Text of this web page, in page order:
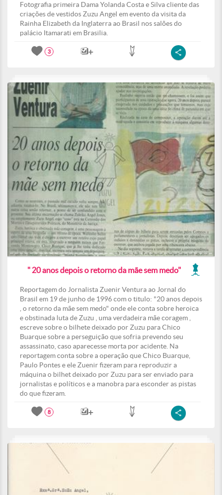
Fotografia primeira Dama Yolanda Costa e Silva cliente das
criações de vestidos Zuzu Angel em evento da visita da
Rainha Elizabeth da Inglaterra ao Brasil nos salões do
palácio Itamarati em Brasilia.
3
" 20 anos depois o retorno da mãe sem medo"
Reportagem do Jornalista Zuenir Ventura ao Jornal do
Brasil em 19 de junho de 1996 com o titulo: "20 anos depois
, o retorno da mãe sem medo" onde ele conta sobre heroica
e obstinada luta de Zuzu , uma verdadeira mãe coragem ,
escreve sobre o bilhete deixado por Zuzu para Chico
Buarque sobre a perseguição que sofria prevendo seu
assassinato, caso aparecesse morta por acidente. Na
reportagem conta sobre a operação que Chico Buarque,
Paulo Pontes e ele Zuenir fizeram para reproduzir a
máquina o bilhet deixado por Zuzu para ser enviado para
jornalistas e políticos e a manobra para esconder as pistas
do que fizeram.
8